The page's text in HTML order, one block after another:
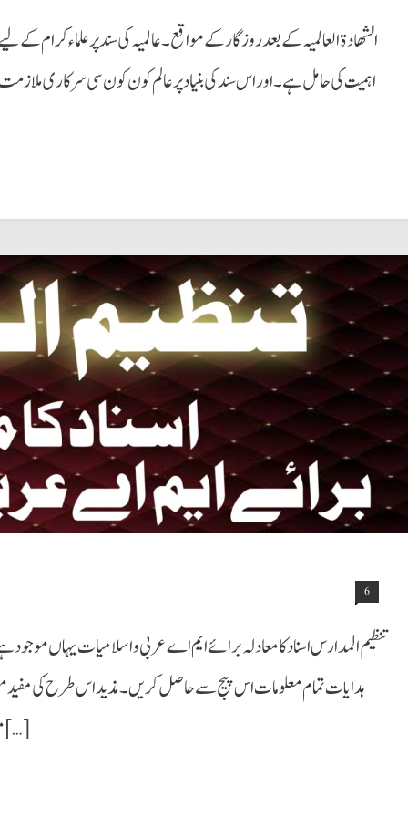
الشھادة العالمیہ کے بعد روزگارکے مواقع۔ عالمیہ کی سند پرعلماء کرام
اہمیت کی حامل ہے۔ اوراس سند کی بنیاد پر عالم کون کون سی سرکاری
6
تنظیم المدارس اسناد کامعادلہ برائے ایم اے عربی واسلامیات یہاں
ہدایات تمام معلومات اس پیج سے حاصل کریں۔ مذید اس طرح کی
مطلوبہ کتب ومعلومات کے حصول کے لیے کمنٹس باکس میں ہم […]